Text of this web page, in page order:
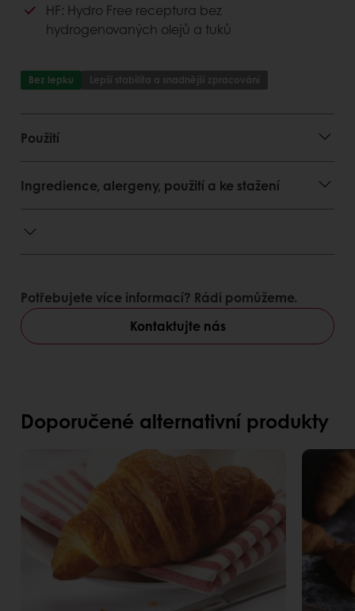
lahodná chuť finálních pekařských a
cukrářských výrobků
HF: Hydro Free receptura bez
hydrogenovaných olejů a tuků
Bez lepku Lepší stabilita a snadnější zpracování
Použití
Ingredience, alergeny, použití a ke stažení
Potřebujete více informací? Rádi pomůžeme.
Kontaktujte nás
Doporučené alternativní produkty